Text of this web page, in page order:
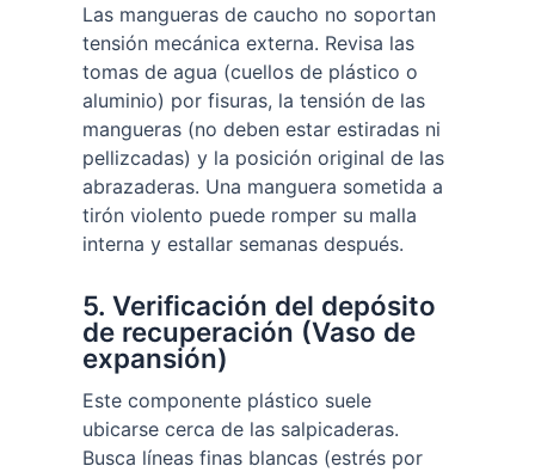
Las mangueras de caucho no soportan
tensión mecánica externa. Revisa las
tomas de agua (cuellos de plástico o
aluminio) por fisuras, la tensión de las
mangueras (no deben estar estiradas ni
pellizcadas) y la posición original de las
abrazaderas. Una manguera sometida a
tirón violento puede romper su malla
interna y estallar semanas después.
5. Verificación del depósito
de recuperación (Vaso de
expansión)
Este componente plástico suele
ubicarse cerca de las salpicaderas.
Busca líneas finas blancas (estrés por